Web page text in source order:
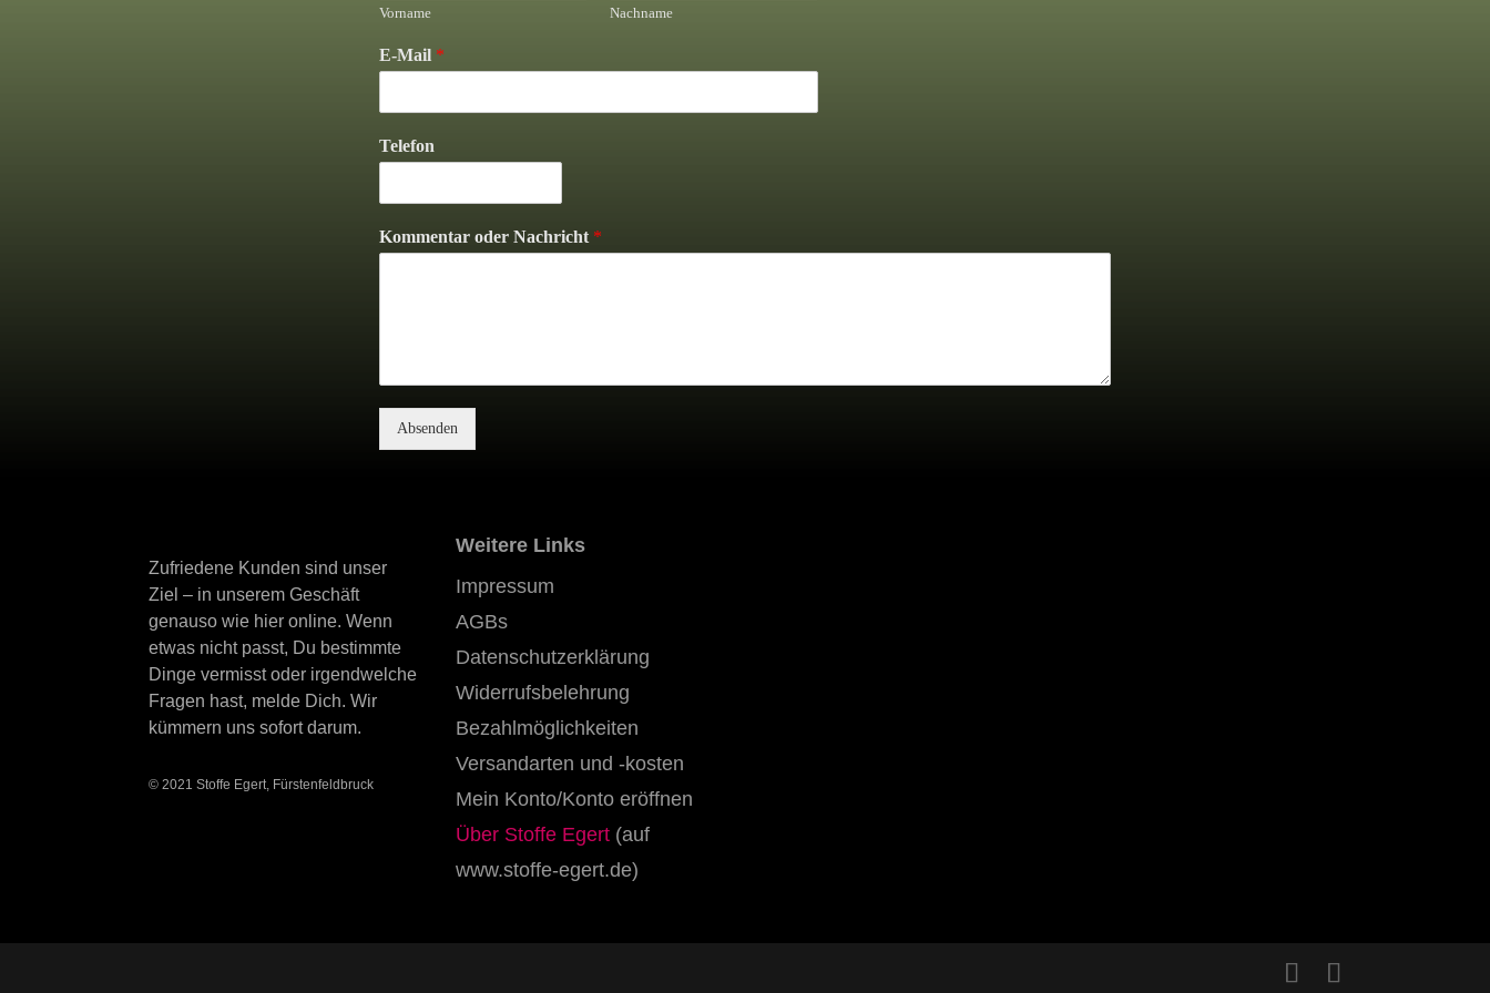
Vorname Nachname
E-Mail *
Telefon
Kommentar oder Nachricht *
Absenden
Zufriedene Kunden sind unser
Ziel – in unserem Geschäft
genauso wie hier online. Wenn
etwas nicht passt, Du bestimmte
Dinge vermisst oder irgendwelche
Fragen hast, melde Dich. Wir
kümmern uns sofort darum.
© 2021 Stoffe Egert, Fürstenfeldbruck
Weitere Links
Impressum
AGBs
Datenschutzerklärung
Widerrufsbelehrung
Bezahlmöglichkeiten
Versandarten und -kosten
Mein Konto/Konto eröffnen
Über Stoffe Egert (auf
www.stoffe-egert.de)